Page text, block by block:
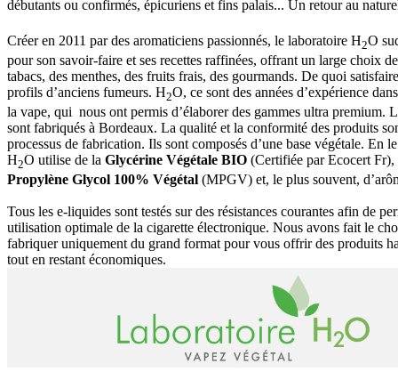
débutants ou confirmés, épicuriens et fins palais... Un retour au
Créer en 2011 par des aromaticiens passionnés, le laboratoire H2O
pour son savoir-faire et ses recettes raffinées, offrant un large choix
tabacs, des menthes, des fruits frais, des gourmands. De quoi
profils d’anciens fumeurs. H2O, ce sont des années d’expérience
la vape, qui nous ont permis d’élaborer des gammes ultra premium.
sont fabriqués à Bordeaux. La qualité et la conformité des produits
processus de fabrication. Ils sont composés d’une base végétale. En
H2O utilise de la Glycérine Végétale BIO (Certifiée par Ecocert Fr),
Propylène Glycol 100% Végétal (MPGV) et, le plus souvent,
Tous les e-liquides sont testés sur des résistances courantes afin de
utilisation optimale de la cigarette électronique. Nous avons fait le
fabriquer uniquement du grand format pour vous offrir des produits
tout en restant économiques.